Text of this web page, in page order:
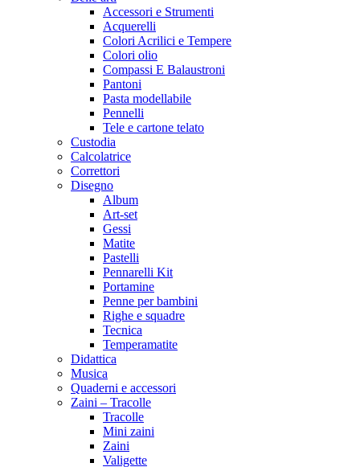
Accessori e Strumenti
Acquerelli
Colori Acrilici e Tempere
Colori olio
Compassi E Balaustroni
Pantoni
Pasta modellabile
Pennelli
Tele e cartone telato
Custodia
Calcolatrice
Correttori
Disegno
Album
Art-set
Gessi
Matite
Pastelli
Pennarelli Kit
Portamine
Penne per bambini
Righe e squadre
Tecnica
Temperamatite
Didattica
Musica
Quaderni e accessori
Zaini – Tracolle
Tracolle
Mini zaini
Zaini
Valigette